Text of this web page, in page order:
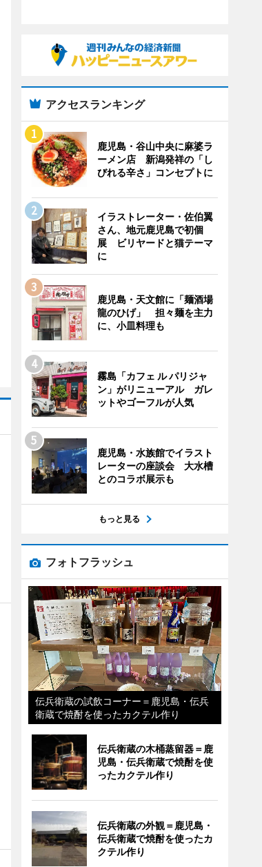
アクセスランキング
鹿児島・谷山中央に麻婆ラ
ーメン店 新潟発祥の「し
びれる辛さ」コンセプトに
イラストレーター・佐伯翼
さん、地元鹿児島で初個
展 ビリヤードと猫テーマ
に
鹿児島・天文館に「麺酒場
龍のひげ」 担々麺を主力
に、小皿料理も
霧島「カフェ ル パリジャ
ン」がリニューアル ガレ
ットやゴーフルが人気
鹿児島・水族館でイラスト
レーターの座談会 大水槽
とのコラボ展示も
もっと見る
フォトフラッシュ
伝兵衛蔵の試飲コーナー＝鹿児島・伝兵
衛蔵で焼酎を使ったカクテル作り
伝兵衛蔵の木桶蒸留器＝鹿
児島・伝兵衛蔵で焼酎を使
ったカクテル作り
伝兵衛蔵の外観＝鹿児島・
伝兵衛蔵で焼酎を使ったカ
クテル作り